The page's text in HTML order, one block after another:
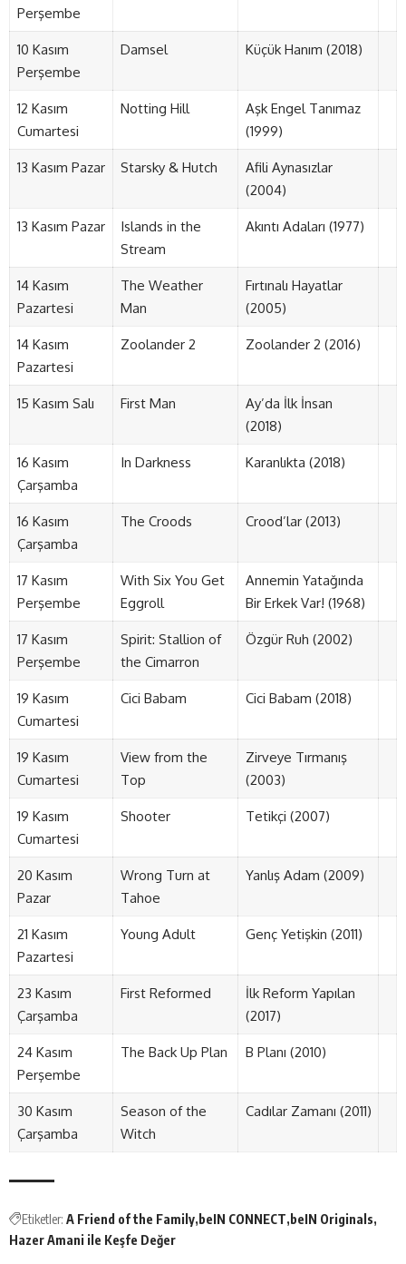
Perşembe
10 Kasım
Perşembe
Damsel Küçük Hanım (2018)
12 Kasım
Cumartesi
Notting Hill
Aşk Engel Tanımaz
(1999)
13 Kasım Pazar Starsky & Hutch
Afili Aynasızlar
(2004)
13 Kasım Pazar
Islands in the
Stream
Akıntı Adaları (1977)
14 Kasım
Pazartesi
The Weather
Man
Fırtınalı Hayatlar
(2005)
14 Kasım
Pazartesi
Zoolander 2 Zoolander 2 (2016)
15 Kasım Salı First Man
Ay’da İlk İnsan
(2018)
16 Kasım
Çarşamba
In Darkness Karanlıkta (2018)
16 Kasım
Çarşamba
The Croods Crood’lar (2013)
17 Kasım
Perşembe
With Six You Get
Eggroll
Annemin Yatağında
Bir Erkek Var! (1968)
17 Kasım
Perşembe
Spirit: Stallion of
the Cimarron
Özgür Ruh (2002)
19 Kasım
Cumartesi
Cici Babam Cici Babam (2018)
19 Kasım
Cumartesi
View from the
Top
Zirveye Tırmanış
(2003)
19 Kasım
Cumartesi
Shooter Tetikçi (2007)
20 Kasım
Pazar
Wrong Turn at
Tahoe
Yanlış Adam (2009)
21 Kasım
Pazartesi
Young Adult Genç Yetişkin (2011)
23 Kasım
Çarşamba
First Reformed
İlk Reform Yapılan
(2017)
24 Kasım
Perşembe
The Back Up Plan B Planı (2010)
30 Kasım
Çarşamba
Season of the
Witch
Cadılar Zamanı (2011)
Etiketler: A Friend of the Family beIN CONNECT beIN Originals
Hazer Amani ile Keşfe Değer